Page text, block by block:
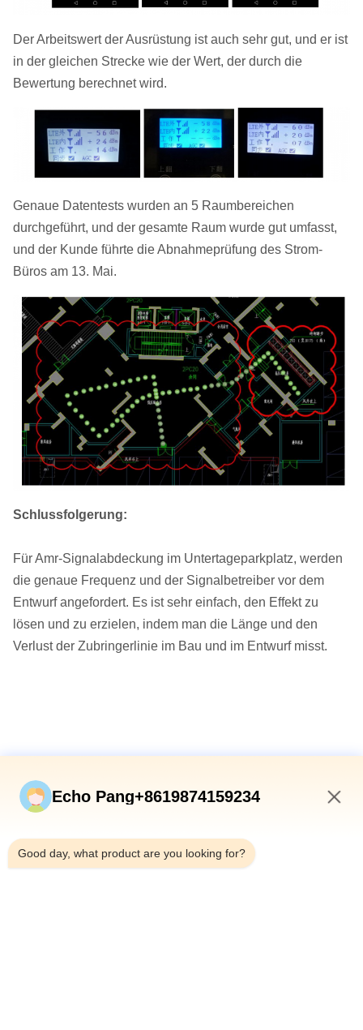
Der Arbeitswert der Ausrüstung ist auch sehr gut, und er ist
in der gleichen Strecke wie der Wert, der durch die
Bewertung berechnet wird.
Genaue Datentests wurden an 5 Raumbereichen
durchgeführt, und der gesamte Raum wurde gut umfasst,
und der Kunde führte die Abnahmeprüfung des Strom-
Büros am 13. Mai.
Schlussfolgerung:
Für Amr-Signalabdeckung im Untertageparkplatz, werden
die genaue Frequenz und der Signalbetreiber vor dem
Entwurf angefordert. Es ist sehr einfach, den Effekt zu
lösen und zu erzielen, indem man die Länge und den
Verlust der Zubringerlinie im Bau und im Entwurf misst.
Schnelle Verbindungen
Produkte
Über Uns
Echo Pang+8619874159234
Good day, what product are you looking for?